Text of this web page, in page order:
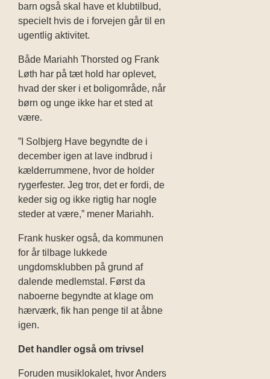
barn også skal have et klubtilbud,
specielt hvis de i forvejen går til en
ugentlig aktivitet.
Både Mariahh Thorsted og Frank
Løth har på tæt hold har oplevet,
hvad der sker i et boligområde, når
børn og unge ikke har et sted at
være.
”I Solbjerg Have begyndte de i
december igen at lave indbrud i
kælderrummene, hvor de holder
rygerfester. Jeg tror, det er fordi, de
keder sig og ikke rigtig har nogle
steder at være,” mener Mariahh.
Frank husker også, da kommunen
for år tilbage lukkede
ungdomsklubben på grund af
dalende medlemstal. Først da
naboerne begyndte at klage om
hærværk, fik han penge til at åbne
igen.
Det handler også om trivsel
Foruden musiklokalet, hvor Anders